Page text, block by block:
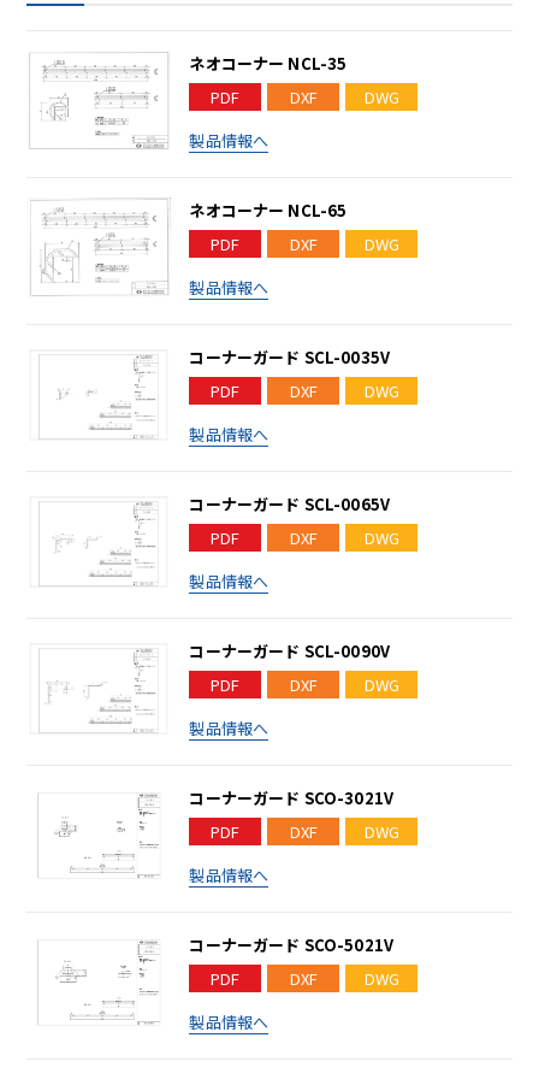
ネオコーナー NCL-35
PDF
DXF
DWG
製品情報へ
ネオコーナー NCL-65
PDF
DXF
DWG
製品情報へ
コーナーガード SCL-0035V
PDF
DXF
DWG
製品情報へ
コーナーガード SCL-0065V
PDF
DXF
DWG
製品情報へ
コーナーガード SCL-0090V
PDF
DXF
DWG
製品情報へ
コーナーガード SCO-3021V
PDF
DXF
DWG
製品情報へ
コーナーガード SCO-5021V
PDF
DXF
DWG
製品情報へ